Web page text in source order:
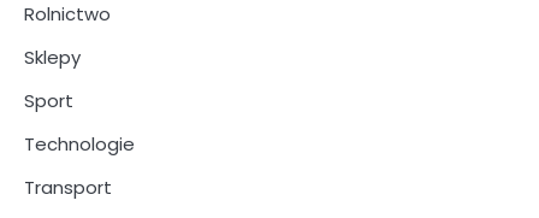
Rolnictwo
Sklepy
Sport
Technologie
Transport